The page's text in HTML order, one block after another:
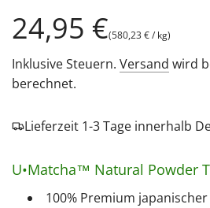
Regulärer
Preis
24,95 €(580,23 €/ kg)
Inklusive Steuern. Versand wird
berechnet.
Lieferzeit 1-3 Tage innerhalb
U•Matcha™ Natural Powder
100% Premium